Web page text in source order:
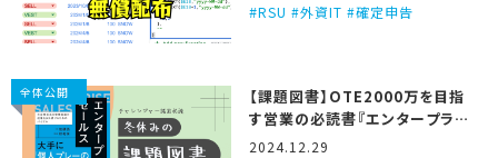
RSU #外資IT #確定申告
全体公開
【課題図書】OTE2000万を目指
す営業の必読書『エンタープライ
ズセールス』
2024.12.29